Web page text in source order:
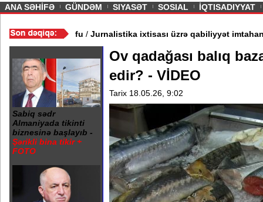
ANA SƏHİFƏ GÜNDƏM SIYASƏT SOSIAL İQTISADIYYAT
elitasında FSB xofu/Jurnalistika ixtisası üzrə qabiliyyət
Sabiq sədr
Almaniyada tikinti
biznesinə başlayıb -
Şərikli bina tikir +
FOTO
Ov qadağası balıq
edir? - VİDEO
Tarix 18.05.26, 9:02